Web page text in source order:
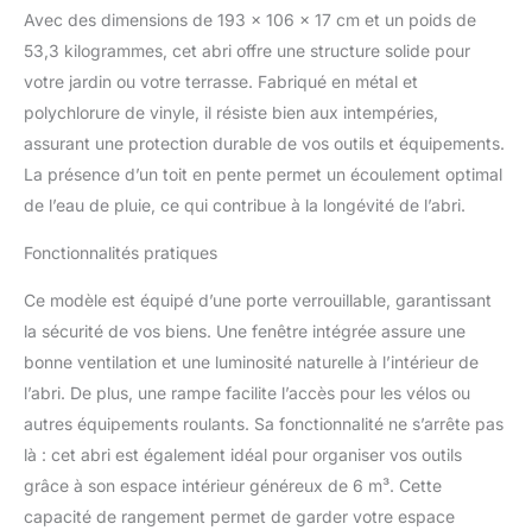
l’extérieur. Les poutres
au milieu du toit offrent
une stabilité accrue.
★ACCÈS SÛR ET
PRATIQUE★ Cet abri de
jardin a une porte double
assurer un accès facile.
La conception
aux gros objets ou vélos
d’y entrer facilement.
★TOIT IMPERMÉABLE
INCLINÉ★ Le design en
l’eau rapidement les jours
de pluie ou de neige en
hiver. Fait de PVC
imperméable, le toit
Avec des dimensions de 193 x 106 x 17 cm et un poids de
53,3 kilogrammes, cet abri offre une structure solide pour
votre jardin ou votre terrasse. Fabriqué en métal et
polychlorure de vinyle, il résiste bien aux intempéries,
assurant une protection durable de vos outils et équipements.
La présence d’un toit en pente permet un écoulement optimal
de l’eau de pluie, ce qui contribue à la longévité de l’abri.
Fonctionnalités pratiques
Ce modèle est équipé d’une porte verrouillable, garantissant
la sécurité de vos biens. Une fenêtre intégrée assure une
bonne ventilation et une luminosité naturelle à l’intérieur de
l’abri. De plus, une rampe facilite l’accès pour les vélos ou
autres équipements roulants. Sa fonctionnalité ne s’arrête pas
là : cet abri est également idéal pour organiser vos outils
grâce à son espace intérieur généreux de 6 m³. Cette
capacité de rangement permet de garder votre espace